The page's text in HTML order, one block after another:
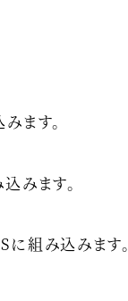
ます。
みます。
組み込みます。